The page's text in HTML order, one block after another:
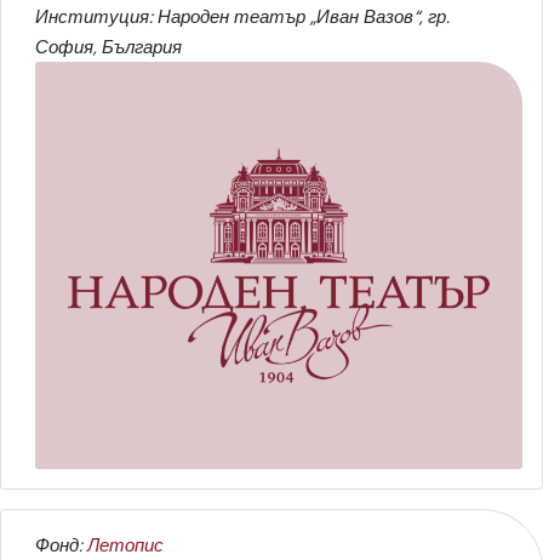
Институция: Народен театър „Иван Вазов“, гр.
София, България
Фонд:Летопис